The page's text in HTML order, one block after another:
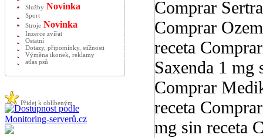
Comprar
Comprar
receta
Saxenda 1 mg
Comprar
receta
mg sin receta
Služby Novinka
Sport
Stroje Novinka
Inzerce zvířat
Ostatní
Dotazy, připomínky, stížnosti
Výměna ikonek, reklamy
atlas psů
Přidej k oblíbeným